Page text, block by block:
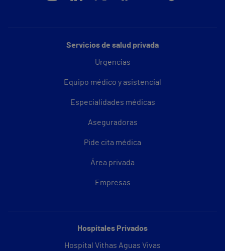
Servicios de salud privada
Urgencias
Equipo médico y asistencial
Especialidades médicas
Aseguradoras
Pide cita médica
Área privada
Empresas
Hospitales Privados
Hospital Vithas Aguas Vivas